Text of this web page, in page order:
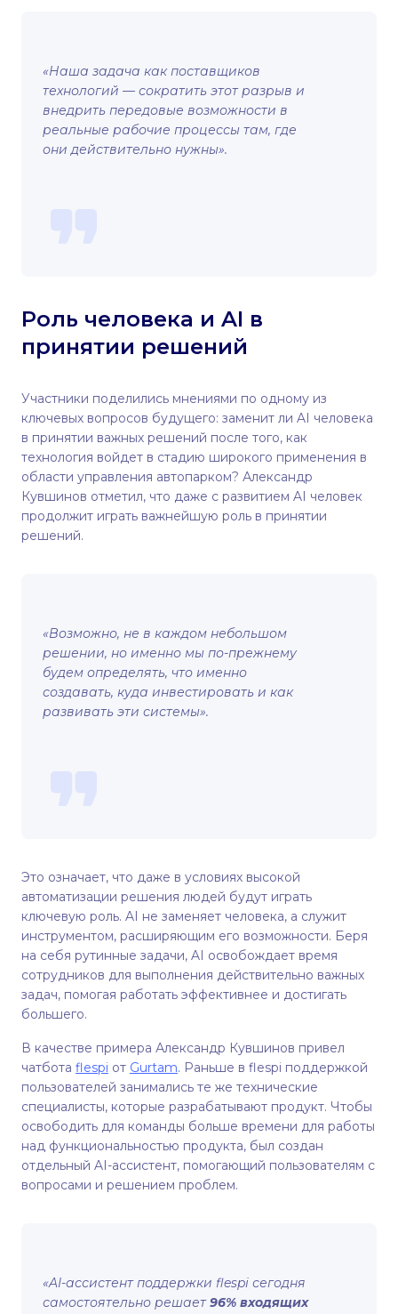
«Наша задача как поставщиков
технологий — сократить этот разрыв и
внедрить передовые возможности в
реальные рабочие процессы там, где
они действительно нужны».
Роль человека и AI в
принятии решений
Участники поделились мнениями по одному из
ключевых вопросов будущего: заменит ли AI человека
в принятии важных решений после того, как
технология войдет в стадию широкого применения в
области управления автопарком? Александр
Кувшинов отметил, что даже с развитием AI человек
продолжит играть важнейшую роль в принятии
решений.
«Возможно, не в каждом небольшом
решении, но именно мы по-прежнему
будем определять, что именно
создавать, куда инвестировать и как
развивать эти системы».
Это означает, что даже в условиях высокой
автоматизации решения людей будут играть
ключевую роль. AI не заменяет человека, а служит
инструментом, расширяющим его возможности. Беря
на себя рутинные задачи, AI освобождает время
сотрудников для выполнения действительно важных
задач, помогая работать эффективнее и достигать
большего.
В качестве примера Александр Кувшинов привел
чатбота flespi от Gurtam. Раньше в flespi поддержкой
пользователей занимались те же технические
специалисты, которые разрабатывают продукт. Чтобы
освободить для команды больше времени для работы
над функциональностью продукта, был создан
отдельный AI-ассистент, помогающий пользователям с
вопросами и решением проблем.
«AI-ассистент поддержки flespi сегодня
самостоятельно решает96% входящих